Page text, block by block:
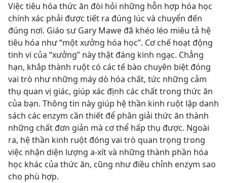
Việc tiêu hóa thức ăn đòi hỏi những hỗn hợp hóa học
chính xác phải được tiết ra đúng lúc và chuyển đến
đúng nơi. Giáo sư Gary Mawe đã khéo léo miêu tả hệ
tiêu hóa như “một xưởng hóa học”. Cơ chế hoạt động
tinh vi của “xưởng” này thật đáng kinh ngạc. Chẳng
hạn, khắp thành ruột có các tế bào chuyên biệt đóng
vai trò như những máy dò hóa chất, tức những cảm
thụ quan vị giác, giúp xác định các chất trong thức ăn
của bạn. Thông tin này giúp hệ thần kinh ruột lập danh
sách các enzym cần thiết để phân giải thức ăn thành
những chất đơn giản mà cơ thể hấp thụ được. Ngoài
ra, hệ thần kinh ruột đóng vai trò quan trọng trong
việc nhận diện lượng a-xít và những thành phần hóa
học khác của thức ăn, cũng như điều chỉnh enzym sao
cho phù hợp.